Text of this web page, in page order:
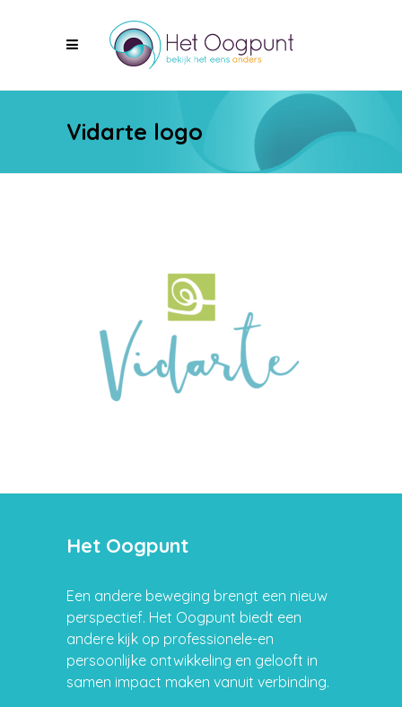
Vidarte logo
Het Oogpunt
Een andere beweging brengt een nieuw
perspectief. Het Oogpunt biedt een
andere kijk op professionele-en
persoonlijke ontwikkeling en gelooft in
samen impact maken vanuit verbinding.